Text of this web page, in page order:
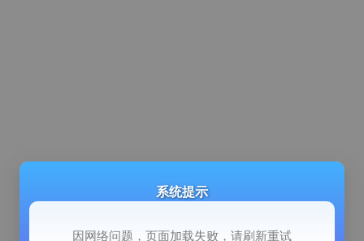
系统提示
因网络问题，页面加载失败，请刷新重试